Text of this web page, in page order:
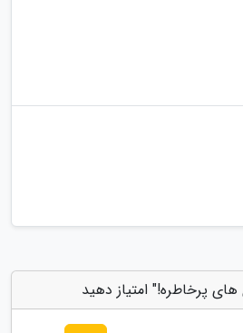
پرخاطره!" امتیاز دهید